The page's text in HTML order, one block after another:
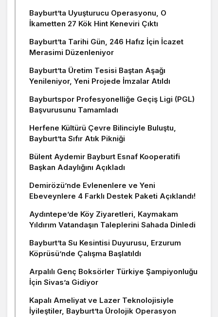
Bayburt’ta Uyuşturucu Operasyonu, O
İkametten 27 Kök Hint Keneviri Çıktı
Bayburt’ta Tarihi Gün, 246 Hafız İçin İcazet
Merasimi Düzenleniyor
Bayburt’ta Üretim Tesisi Baştan Aşağı
Yenileniyor, Yeni Projede İmzalar Atıldı
Bayburtspor Profesyonelliğe Geçiş Ligi (PGL)
Başvurusunu Tamamladı
Herfene Kültürü Çevre Bilinciyle Buluştu,
Bayburt’ta Sıfır Atık Pikniği
Bülent Aydemir Bayburt Esnaf Kooperatifi
Başkan Adaylığını Açıkladı
Demirözü’nde Evlenenlere ve Yeni
Ebeveynlere 4 Farklı Destek Paketi Açıklandı!
Aydıntepe’de Köy Ziyaretleri, Kaymakam
Yıldırım Vatandaşın Taleplerini Sahada Dinledi
Bayburt’ta Su Kesintisi Duyurusu, Erzurum
Köprüsü’nde Çalışma Başlatıldı
Arpalılı Genç Boksörler Türkiye Şampiyonluğu
İçin Sivas’a Gidiyor
Kapalı Ameliyat ve Lazer Teknolojisiyle
İyileştiler, Bayburt’ta Ürolojik Operasyon